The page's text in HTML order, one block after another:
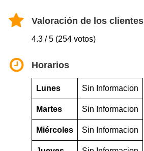
Valoración de los clientes
4.3 / 5 (254 votos)
Horarios
Lunes Sin Informacion
Martes Sin Informacion
Miércoles Sin Informacion